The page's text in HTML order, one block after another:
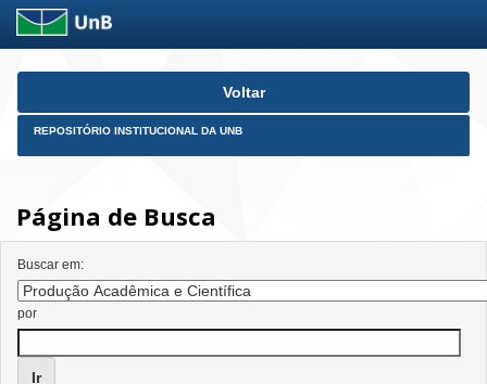
Skip
Voltar
REPOSITÓRIO INSTITUCIONAL DA UNB
Página de Busca
Buscar em:
por